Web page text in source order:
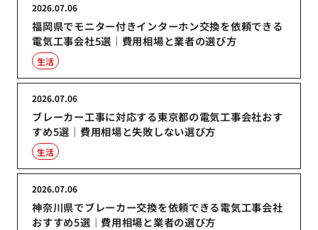
福岡県でモニター付きインターホン交換を依頼できる
電気工事会社5選｜費用相場と業者の選び方
2026.07.06
生活
ブレーカー工事に対応する東京都の電気工事会社おす
すめ5選｜費用相場と失敗しない選び方
2026.07.06
生活
神奈川県でブレーカー交換を依頼できる電気工事会社
おすすめ5選｜費用相場と業者の選び方
2026.07.06